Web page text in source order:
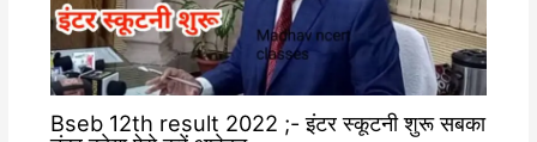
Bseb 12th result 2022 ;- इंटर स्कूटनी शुरू सबका